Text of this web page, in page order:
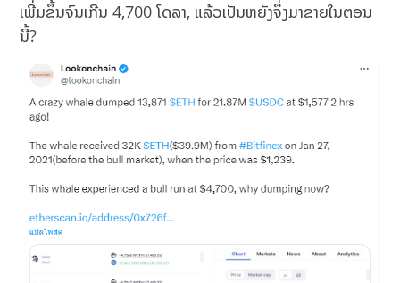
ເພີ່ມຂຶ້ນຈົນເກີນ 4,700 ໂດລາ, ແລ້ວເປັນຫຍັງຈຶ່ງມາຂາຍໃນຕອນ
ນີ້?